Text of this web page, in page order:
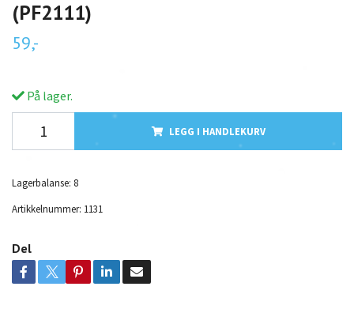
(PF2111)
59,-
På lager.
LEGG I HANDLEKURV
Lagerbalanse: 8
Artikkelnummer: 1131
Del